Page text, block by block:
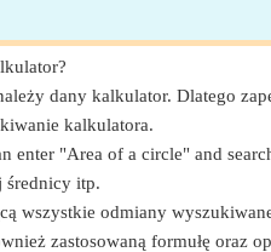
dany kalkulator. Dlatego
kalkulatora.
enter "Area of a circle" and
średnicy itp.
wszystkie odmiany
zastosowaną formułę oraz